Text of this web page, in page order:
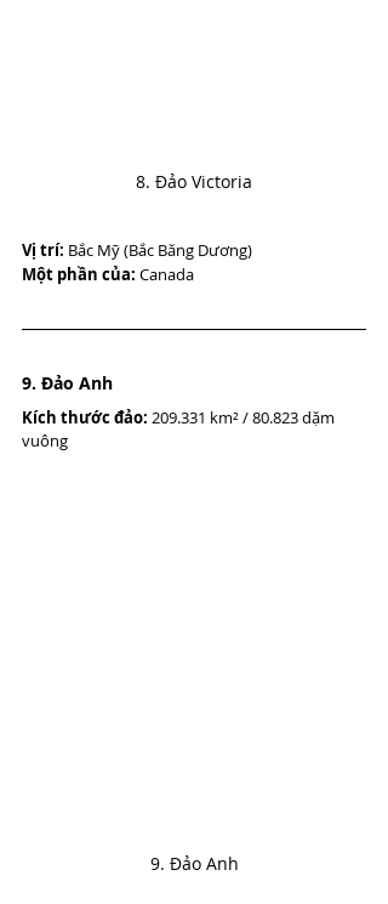
8. Đảo Victoria
Vị trí: Bắc Mỹ (Bắc Băng Dương)
Một phần của: Canada
9. Đảo Anh
Kích thước đảo: 209.331 km² / 80.823 dặm
vuông
9. Đảo Anh